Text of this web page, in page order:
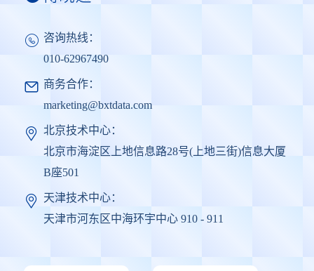
咨询热线：
010-62967490
商务合作：
marketing@bxtdata.com
北京技术中心：
北京市海淀区上地信息路28号(上地三街)信息大厦
B座501
天津技术中心：
天津市河东区中海环宇中心 910 - 911